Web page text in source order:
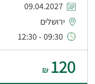
09.04.2027
ירושלים
09:30 - 12:30
120
₪